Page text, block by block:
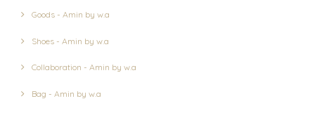
Goods - Amin by w.a
Shoes - Amin by w.a
Collaboration - Amin by w.a
Bag - Amin by w.a